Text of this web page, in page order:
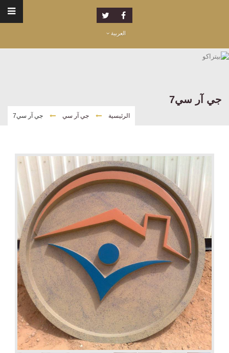
العربية
جي آر سي7
الرئيسية جي آر سي جي آر سي7